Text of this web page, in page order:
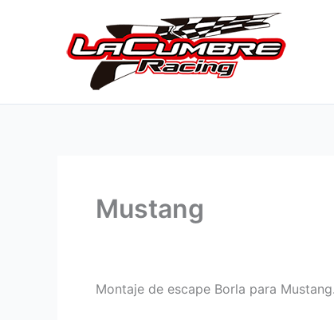
Mustang
Montaje de escape Borla para Mustang.